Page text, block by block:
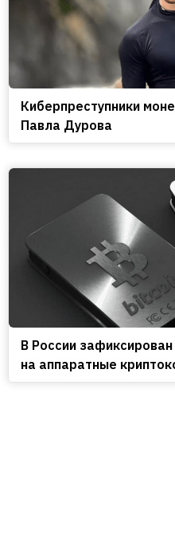
Киберпреступники
Павла Дурова
В России
на аппаратные